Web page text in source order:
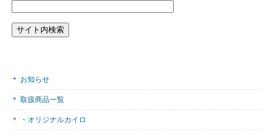
お知らせ
取扱商品一覧
・オリジナルカイロ